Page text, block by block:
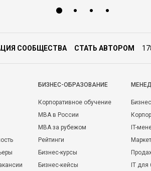
СООБЩЕСТВА СТАТЬ АВТОРОМ
БИЗНЕС-ОБРАЗОВАНИЕ
Корпоративное обучение
MBA в России
MBA за рубежом
Рейтинги
Бизнес-курсы
Бизнес-кейсы
IT-
IT для